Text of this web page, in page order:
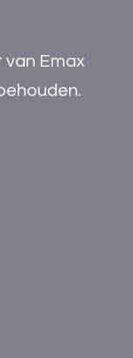
Emax